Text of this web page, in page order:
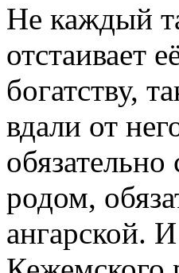
Не каждый
отстаивает
богатству,
вдали от
родом,
ангарской.